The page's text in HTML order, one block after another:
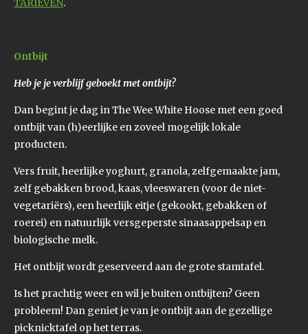
TARIEVEN.
Ontbijt
Heb je je verblijf geboekt met ontbijt?
Dan begint je dag in The Wee White Hoose met een goed
ontbijt van (h)eerlijke en zoveel mogelijk lokale
producten.
Vers fruit, heerlijke yoghurt, granola, zelfgemaakte jam,
zelf gebakken brood, kaas, vleeswaren (voor de niet-
vegetariërs), een heerlijk eitje (gekookt, gebakken of
roerei) en natuurlijk versgeperste sinaasappelsap en
biologische melk.
Het ontbijt wordt geserveerd aan de grote stamtafel.
Is het prachtig weer en wil je buiten ontbijten? Geen
probleem! Dan geniet je van je ontbijt aan de gezellige
picknicktafel op het terras.